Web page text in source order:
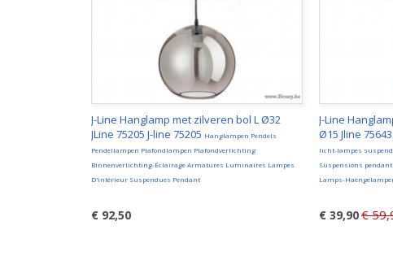
J-Line Hanglamp met zilveren bol L Ø32
JLine 75205 J-line 75205 Hanglampen Pendels
Pendellampen Plafondlampen Plafondverlichting
Binnenverlichting-Éclairage Armatures Luminaires Lampes
D'intérieur Suspendues Pendant
€ 92,50
J-Line
Ø15 Jline
licht-lampes
Suspensions
Lamps-
€ 39,90€